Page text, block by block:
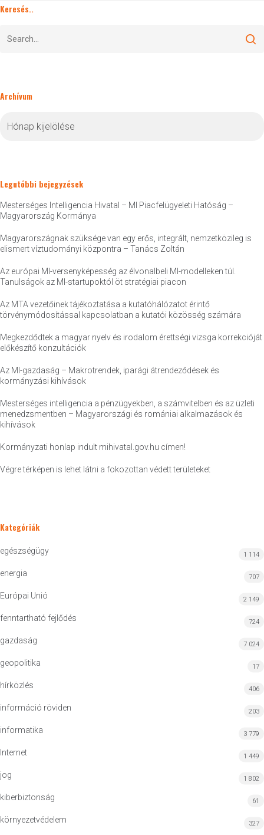
Keresés..
Archívum
Legutóbbi bejegyzések
Mesterséges Intelligencia Hivatal – MI Piacfelügyeleti Hatóság –
Magyarország Kormánya
Magyarországnak szüksége van egy erős, integrált, nemzetközileg is
elismert víztudományi központra – Tanács Zoltán
Az európai MI-versenyképesség az élvonalbeli MI-modelleken túl.
Tanulságok az MI-startupoktól öt stratégiai piacon
Az MTA vezetőinek tájékoztatása a kutatóhálózatot érintő
törvénymódosítással kapcsolatban a kutatói közösség számára
Megkezdődtek a magyar nyelv és irodalom érettségi vizsga korrekcióját
előkészítő konzultációk
Az MI-gazdaság – Makrotrendek, iparági átrendeződések és
kormányzási kihívások
Mesterséges intelligencia a pénzügyekben, a számvitelben és az üzleti
menedzsmentben – Magyarországi és romániai alkalmazások és
kihívások
Kormányzati honlap indult mihivatal.gov.hu címen!
Végre térképen is lehet látni a fokozottan védett területeket
Kategóriák
egészségügy 1 114
energia 707
Európai Unió 2 149
fenntartható fejlődés 724
gazdaság 7 024
geopolitika 17
hírközlés 406
információ röviden 203
informatika 3 779
Internet 1 449
jog 1 802
kiberbiztonság 61
környezetvédelem 327